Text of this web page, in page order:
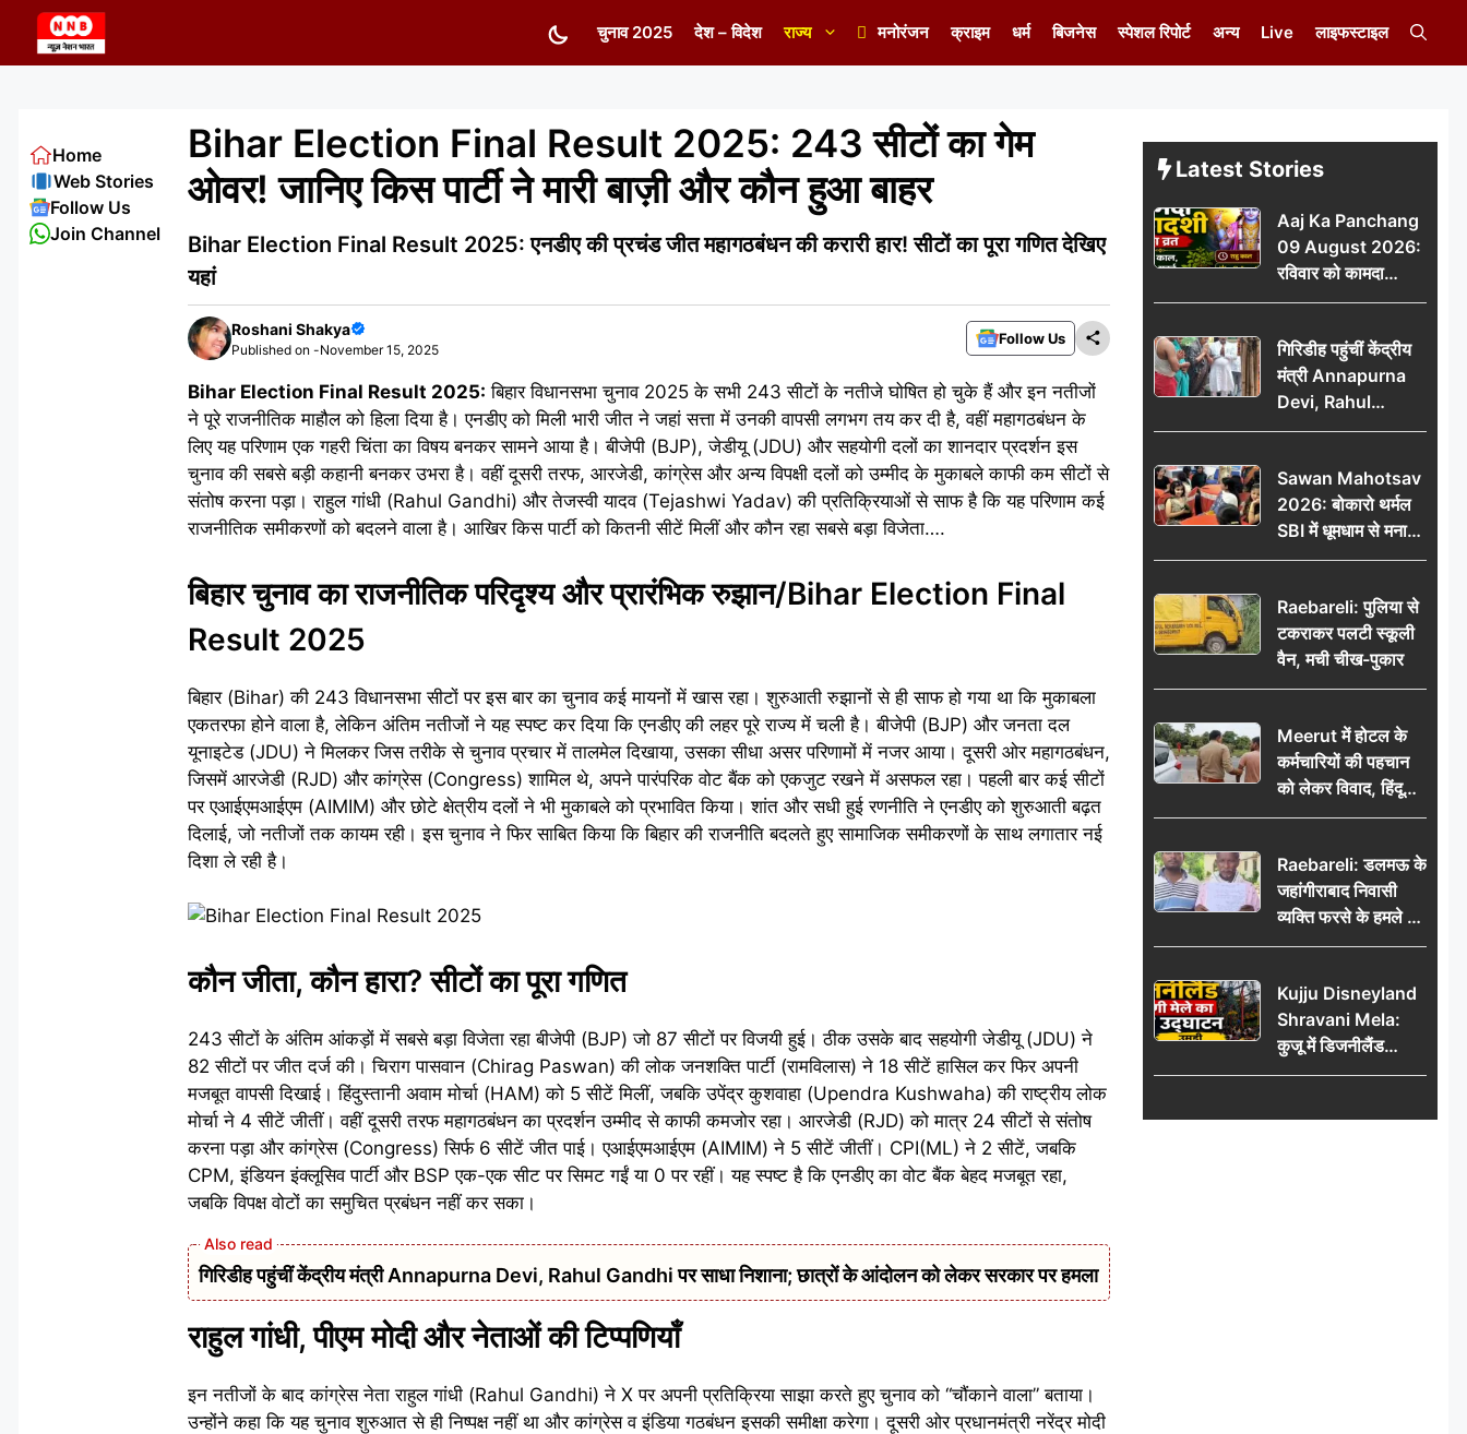
content
चुनाव 2025 देश – विदेश राज्य मनोरंजन क्राइम धर्म बिजनेस स्पेशल रिपोर्ट अन्य Live लाइफस्टाइल
Bihar Election Final Result 2025: 243 सीटों का गेम
ओवर! जानिए किस पार्टी ने मारी बाज़ी और कौन हुआ बाहर
Bihar Election Final Result 2025: एनडीए की प्रचंड जीत महागठबंधन की करारी हार! सीटों का पूरा गणित देखिए
यहां
Roshani Shakya
Published on -November 15, 2025
Follow Us
Bihar Election Final Result 2025: बिहार विधानसभा चुनाव 2025 के सभी 243 सीटों के नतीजे घोषित हो चुके हैं और इन नतीजों
ने पूरे राजनीतिक माहौल को हिला दिया है। एनडीए को मिली भारी जीत ने जहां सत्ता में उनकी वापसी लगभग तय कर दी है, वहीं महागठबंधन के
लिए यह परिणाम एक गहरी चिंता का विषय बनकर सामने आया है। बीजेपी (BJP), जेडीयू (JDU) और सहयोगी दलों का शानदार प्रदर्शन इस
चुनाव की सबसे बड़ी कहानी बनकर उभरा है। वहीं दूसरी तरफ, आरजेडी, कांग्रेस और अन्य विपक्षी दलों को उम्मीद के मुकाबले काफी कम सीटों से
संतोष करना पड़ा। राहुल गांधी (Rahul Gandhi) और तेजस्वी यादव (Tejashwi Yadav) की प्रतिक्रियाओं से साफ है कि यह परिणाम कई
राजनीतिक समीकरणों को बदलने वाला है। आखिर किस पार्टी को कितनी सीटें मिलीं और कौन रहा सबसे बड़ा विजेता….
बिहार चुनाव का राजनीतिक परिदृश्य और प्रारंभिक रुझान/Bihar Election Final
Result 2025
बिहार (Bihar) की 243 विधानसभा सीटों पर इस बार का चुनाव कई मायनों में खास रहा। शुरुआती रुझानों से ही साफ हो गया था कि मुकाबला
एकतरफा होने वाला है, लेकिन अंतिम नतीजों ने यह स्पष्ट कर दिया कि एनडीए की लहर पूरे राज्य में चली है। बीजेपी (BJP) और जनता दल
यूनाइटेड (JDU) ने मिलकर जिस तरीके से चुनाव प्रचार में तालमेल दिखाया, उसका सीधा असर परिणामों में नजर आया। दूसरी ओर महागठबंधन,
जिसमें आरजेडी (RJD) और कांग्रेस (Congress) शामिल थे, अपने पारंपरिक वोट बैंक को एकजुट रखने में असफल रहा। पहली बार कई सीटों
पर एआईएमआईएम (AIMIM) और छोटे क्षेत्रीय दलों ने भी मुकाबले को प्रभावित किया। शांत और सधी हुई रणनीति ने एनडीए को शुरुआती बढ़त
दिलाई, जो नतीजों तक कायम रही। इस चुनाव ने फिर साबित किया कि बिहार की राजनीति बदलते हुए सामाजिक समीकरणों के साथ लगातार नई
दिशा ले रही है।
कौन जीता, कौन हारा? सीटों का पूरा गणित
243 सीटों के अंतिम आंकड़ों में सबसे बड़ा विजेता रहा बीजेपी (BJP) जो 87 सीटों पर विजयी हुई। ठीक उसके बाद सहयोगी जेडीयू (JDU) ने
82 सीटों पर जीत दर्ज की। चिराग पासवान (Chirag Paswan) की लोक जनशक्ति पार्टी (रामविलास) ने 18 सीटें हासिल कर फिर अपनी
मजबूत वापसी दिखाई। हिंदुस्तानी अवाम मोर्चा (HAM) को 5 सीटें मिलीं, जबकि उपेंद्र कुशवाहा (Upendra Kushwaha) की राष्ट्रीय लोक
मोर्चा ने 4 सीटें जीतीं। वहीं दूसरी तरफ महागठबंधन का प्रदर्शन उम्मीद से काफी कमजोर रहा। आरजेडी (RJD) को मात्र 24 सीटों से संतोष
करना पड़ा और कांग्रेस (Congress) सिर्फ 6 सीटें जीत पाई। एआईएमआईएम (AIMIM) ने 5 सीटें जीतीं। CPI(ML) ने 2 सीटें, जबकि
CPM, इंडियन इंक्लूसिव पार्टी और BSP एक-एक सीट पर सिमट गईं या 0 पर रहीं। यह स्पष्ट है कि एनडीए का वोट बैंक बेहद मजबूत रहा,
जबकि विपक्ष वोटों का समुचित प्रबंधन नहीं कर सका।
गिरिडीह पहुंचीं केंद्रीय मंत्री Annapurna Devi, Rahul Gandhi पर साधा निशाना; छात्रों के आंदोलन को लेकर सरकार पर हमला
राहुल गांधी, पीएम मोदी और नेताओं की टिप्पणियाँ
इन नतीजों के बाद कांग्रेस नेता राहुल गांधी (Rahul Gandhi) ने X पर अपनी प्रतिक्रिया साझा करते हुए चुनाव को “चौंकाने वाला” बताया।
उन्होंने कहा कि यह चुनाव शुरुआत से ही निष्पक्ष नहीं था और कांग्रेस व इंडिया गठबंधन इसकी समीक्षा करेगा। दूसरी ओर प्रधानमंत्री नरेंद्र मोदी
Home
Web Stories
Follow Us
Join Channel
Latest Stories
Aaj Ka Panchang
09 August 2026:
रविवार को कामदा
एकादशी का व्रत, जानें
और शुभ समय
गिरिडीह पहुंचीं केंद्रीय
मंत्री Annapurna
Devi, Rahul
Gandhi पर साधा
आंदोलन को लेकर
सरकार पर हमला
Sawan Mahotsav
2026: बोकारो थर्मल
SBI में धूमधाम से मना
सावन महोत्सव
Raebareli: पुलिया से
टकराकर पलटी स्कूली
वैन, मची चीख-पुकार
Meerut में होटल के
कर्मचारियों की पहचान
को लेकर विवाद, हिंदू
सुरक्षा संगठन ने उठाए
की मांग
Raebareli: डलमऊ के
जहांगीराबाद निवासी
व्यक्ति फरसे के हमले में
घायल थाने में शिकायत
हजार’, रकम न देने पर
कार्रवाई ठंडी!
Kujju Disneyland
Shravani Mela:
कुजू में डिजनीलैंड
श्रावणी मेले का भव्य
की भीड़